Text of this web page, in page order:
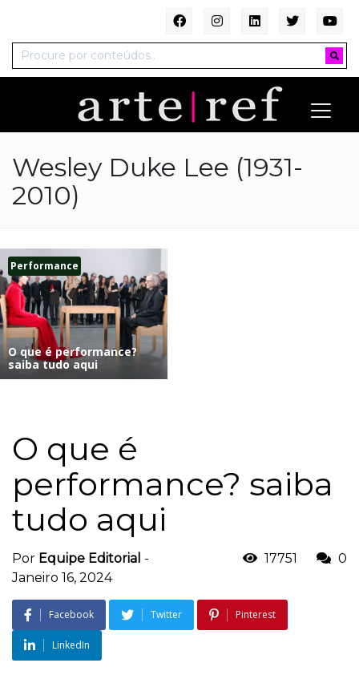
Wesley Duke Lee (1931-
2010)
Performance
O que é performance?
saiba tudo aqui
O que é
performance? saiba
tudo aqui
Por Equipe Editorial -
Janeiro 16, 2024
17751 0
Facebook Twitter Pinterest
LinkedIn